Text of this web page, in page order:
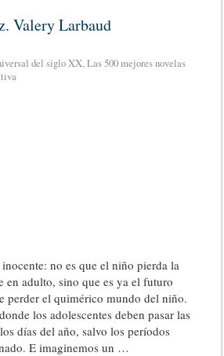
Valery Larbaud
del siglo XX,Las 500 mejores novelas
no es que el niño pierda la
en adulto, sino que es ya el futuro
perder el quimérico mundo del niño.
los adolescentes deben pasar las
días del año, salvo los períodos
E imaginemos un …